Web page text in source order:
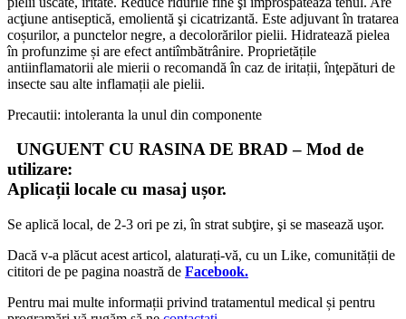
acţiune antiseptică, emolientă şi cicatrizantă. Este adjuvant în tratarea
coșurilor, a punctelor negre, a decolorărilor pielii. Hidratează pielea
în profunzime și are efect antiîmbătrânire. Proprietățile
antiinflamatorii ale mierii o recomandă în caz de iritații, înţepături de
insecte sau alte inflamații ale pielii.
Precautii: intoleranta la unul din componente
UNGUENT CU RASINA DE BRAD – Mod de
utilizare:
Aplicații locale cu masaj ușor.
Se aplică local, de 2-3 ori pe zi, în strat subţire, şi se masează uşor.
Dacă v-a plăcut acest articol, alaturați-vă, cu un Like, comunității de
cititori de pe pagina noastră de Facebook.
Pentru mai multe informații privind tratamentul medical și pentru